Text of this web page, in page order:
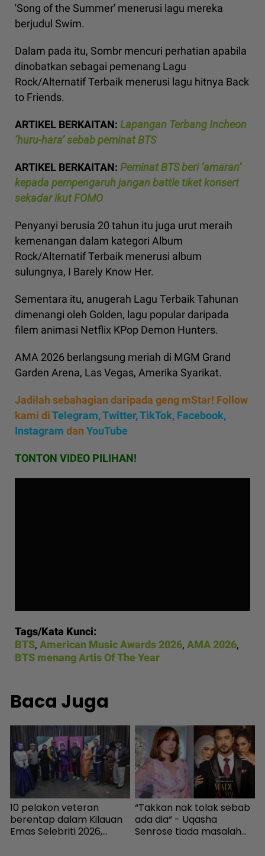
'Song of the Summer' menerusi lagu mereka
berjudul Swim.
Dalam pada itu, Sombr mencuri perhatian apabila
dinobatkan sebagai pemenang Lagu
Rock/Alternatif Terbaik menerusi lagu hitnya Back
to Friends.
ARTIKEL BERKAITAN: Lapangan Terbang Incheon
‘huru-hara’ sebab peminat BTS
ARTIKEL BERKAITAN: Peminat BTS beri ‘amaran’
kepada pempengaruh jangan battle tiket konsert
sekadar ikut FOMO
Penyanyi berusia 20 tahun itu juga urut meraih
kemenangan dalam kategori Album
Rock/Alternatif Terbaik menerusi album
sulungnya, I Barely Know Her.
Sementara itu, anugerah Lagu Terbaik Tahunan
dimenangi oleh Golden, lagu popular daripada
filem animasi Netflix KPop Demon Hunters.
AMA 2026 berlangsung meriah di MGM Grand
Garden Arena, Las Vegas, Amerika Syarikat.
Jadilah sebahagian daripada geng mStar! Follow
kami diTelegram,Twitter,TikTok, Facebook,
Instagram dan YouTube
TONTON VIDEO PILIHAN!
Tags/Kata Kunci:
BTS, American Music Awards 2026, AMA 2026,
BTS menang Artis Of The Year
Baca Juga
10 pelakon veteran
berentap dalam Kilauan
Emas Selebriti 2026,
“Takkan nak tolak sebab
ada dia“ - Uqasha
Senrose tiada masalah